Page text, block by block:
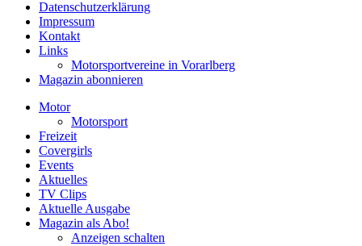
Datenschutzerklärung
Impressum
Kontakt
Links
Motorsportvereine in Vorarlberg
Magazin abonnieren
Motor
Motorsport
Freizeit
Covergirls
Events
Aktuelles
TV Clips
Aktuelle Ausgabe
Magazin als Abo!
Anzeigen schalten